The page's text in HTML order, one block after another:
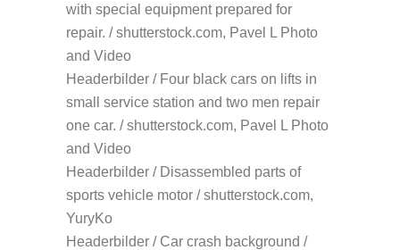
with special equipment prepared for
repair. / shutterstock.com, Pavel L Photo
and Video
Headerbilder / Four black cars on lifts in
small service station and two men repair
one car. / shutterstock.com, Pavel L Photo
and Video
Headerbilder / Disassembled parts of
sports vehicle motor / shutterstock.com,
YuryKo
Headerbilder / Car crash background /